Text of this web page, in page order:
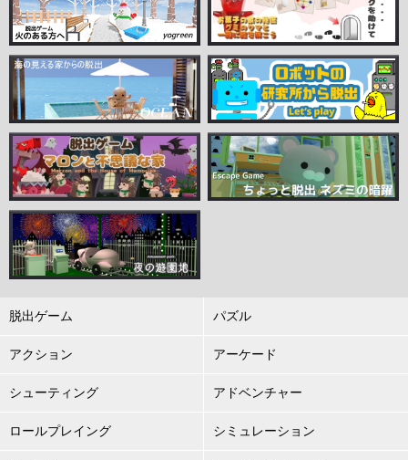
脱出ゲーム パズル
アクション アーケード
シューティング アドベンチャー
ロールプレイング シミュレーション